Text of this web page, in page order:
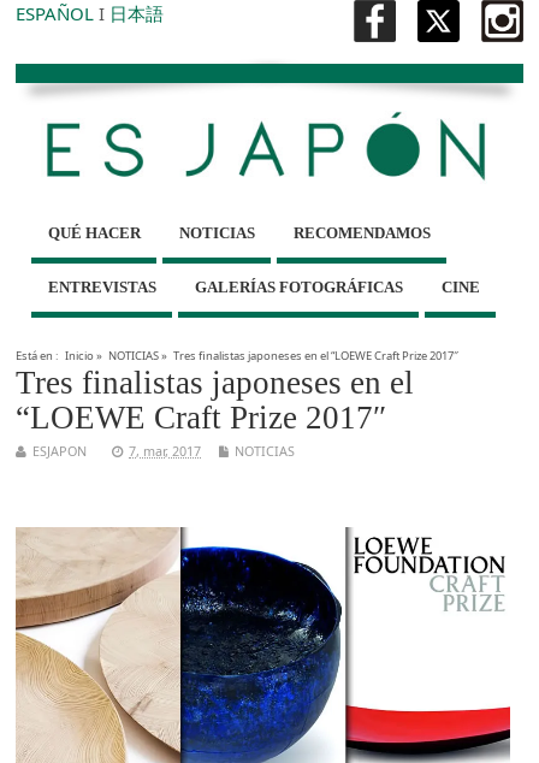
ESPAÑOL I 日本語
QUÉ HACER NOTICIAS RECOMENDAMOS
ENTREVISTAS GALERÍAS FOTOGRÁFICAS CINE
Está en : Inicio» NOTICIAS» Tres finalistas japoneses en el “LOEWE Craft Prize 2017″
Tres finalistas japoneses en el
“LOEWE Craft Prize 2017″
ESJAPON 7, mar, 2017 NOTICIAS